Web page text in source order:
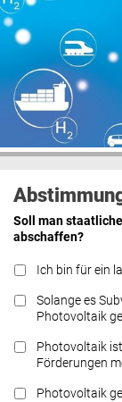
Soll man
abschaffen?
Ich bin für ein
Solange es
Photovoltaik
Photovoltaik
Förderungen
Photovoltaik